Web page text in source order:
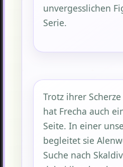
unvergesslichen
Serie.
Trotz ihrer
hat Frecha auch
Seite. In einer
begleitet sie
Suche nach